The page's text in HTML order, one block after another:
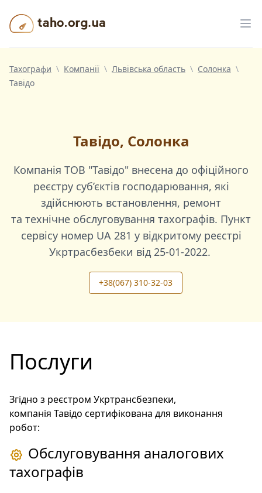
Taho.org.ua
Тахографи \ Компанії \ Львівська область \ Солонка \
Тавідо
Тавідо, Солонка
Компанія ТОВ "Тавідо" внесена до офіційного
реєстру суб’єктів господарювання, які
здійснюють встановлення, ремонт
та технічне обслуговування тахографів. Пункт
сервісу номер UA 281 у відкритому реєстрі
Укртрасбезбеки від 25-01-2022.
+38(067) 310-32-03
Послуги
Згідно з реєстром Укртрансбезпеки,
компанія Тавідо сертифікована для виконання
робот:
Обслуговування аналогових
тахографів